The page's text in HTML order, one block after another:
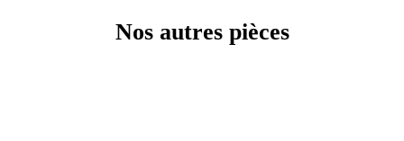
Nos autres pièces